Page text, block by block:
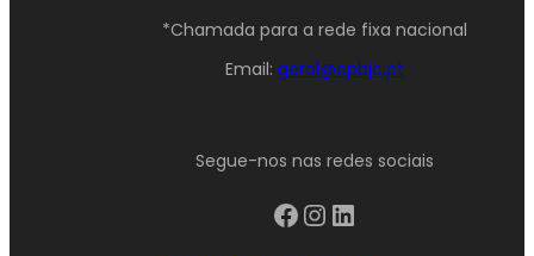
*Chamada para a rede fixa nacional
Email: geral@epbjc.pt
Segue-nos nas redes sociais
Facebook
Instagram
LinkedIn